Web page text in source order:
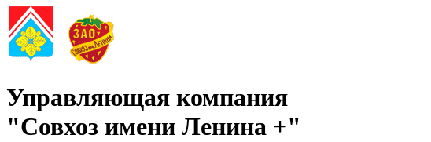
Управляющая компания
"Совхоз имени Ленина +"